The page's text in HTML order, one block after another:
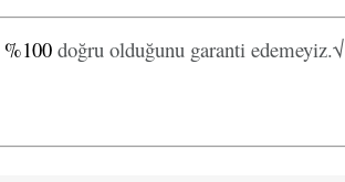
%100 doğru olduğunu garanti edemeyiz.√